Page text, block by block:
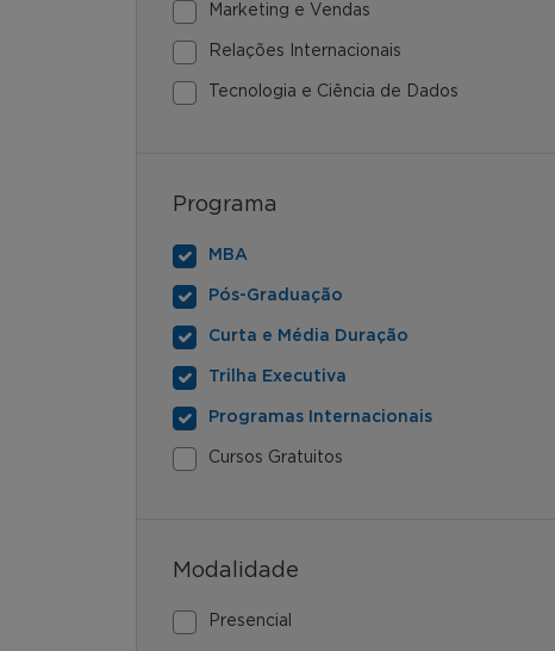
Marketing e Vendas
Relações Internacionais
Tecnologia e Ciência de Dados
Programa
MBA
Pós-Graduação
Curta e Média Duração
Trilha Executiva
Programas Internacionais
Cursos Gratuitos
Modalidade
Presencial